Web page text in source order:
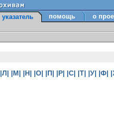
указатель помощь о
|Л| |М| |Н| |О| |П| |Р| |С| |Т| |У| |Ф|